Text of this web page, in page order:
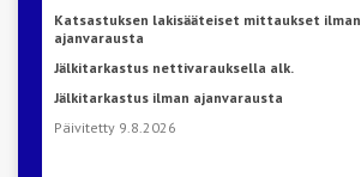
Katsastuksen lakisääteiset mittaukset ilman
ajanvarausta
Jälkitarkastus nettivarauksella alk.
Jälkitarkastus ilman ajanvarausta
Päivitetty 9.8.2026